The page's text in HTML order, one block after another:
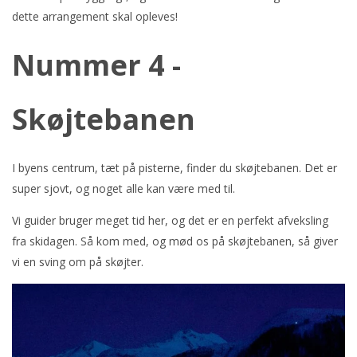
dette arrangement skal opleves!
Nummer 4 -
Skøjtebanen
I byens centrum, tæt på pisterne, finder du skøjtebanen. Det er
super sjovt, og noget alle kan være med til.
Vi guider bruger meget tid her, og det er en perfekt afveksling
fra skidagen. Så kom med, og mød os på skøjtebanen, så giver
vi en sving om på skøjter.